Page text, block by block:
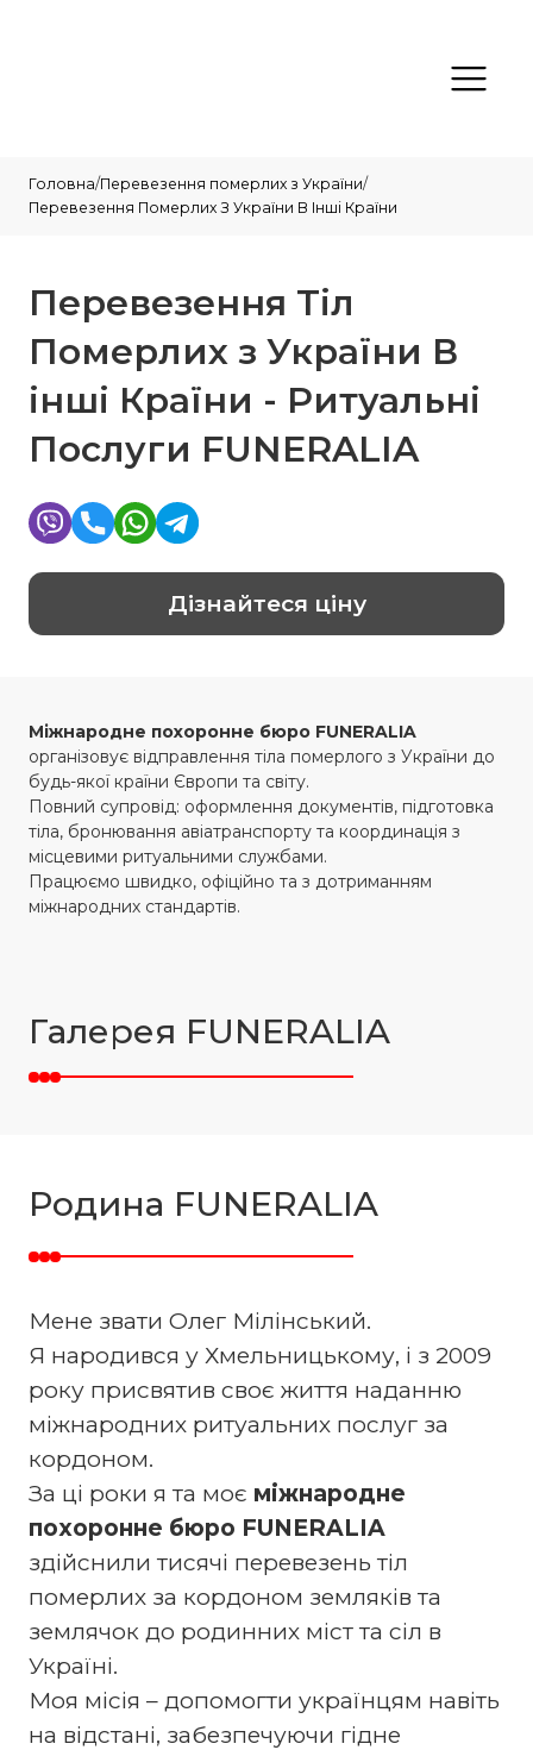
Головна/Перевезення померлих з України/
Перевезення Померлих З України В Інші Країни
Перевезення Тіл
Померлих з України В
інші Країни - Ритуальні
Послуги FUNERALIA
Дізнайтеся ціну
Міжнародне похоронне бюро FUNERALIA
організовує відправлення тіла померлого з України до
будь-якої країни Європи та світу.
Повний супровід: оформлення документів, підготовка
тіла, бронювання авіатранспорту та координація з
місцевими ритуальними службами.
Працюємо швидко, офіційно та з дотриманням
міжнародних стандартів.
Галерея FUNERALIA
Родина FUNERALIA
Мене звати Олег Мілінський.
Я народився у Хмельницькому, і з 2009
року присвятив своє життя наданню
міжнародних ритуальних послуг за
кордоном.
За ці роки я та моє міжнародне
похоронне бюро FUNERALIA
здійснили тисячі перевезень тіл
померлих за кордоном земляків та
землячок до родинних міст та сіл в
Україні.
Моя місія – допомогти українцям навіть
на відстані, забезпечуючи гідне